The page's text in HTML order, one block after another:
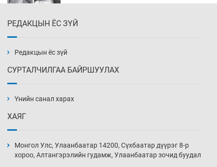
Уржигдар 14 цаг 00 мин
нэмэгджээ
Уржигдар 13 цаг 30 мин
РЕДАКЦЫН ЁС ЗҮЙ
Редакцын ёс зүй
СУРТАЛЧИЛГАА БАЙРШУУЛАХ
Үнийн санал харах
ХАЯГ
Монгол Улс, Улаанбаатар 14200, Сүхбаатар дүүрэг 8-р
хороо, Алтангэрэлийн гудамж, Улаанбаатар зочид буудал